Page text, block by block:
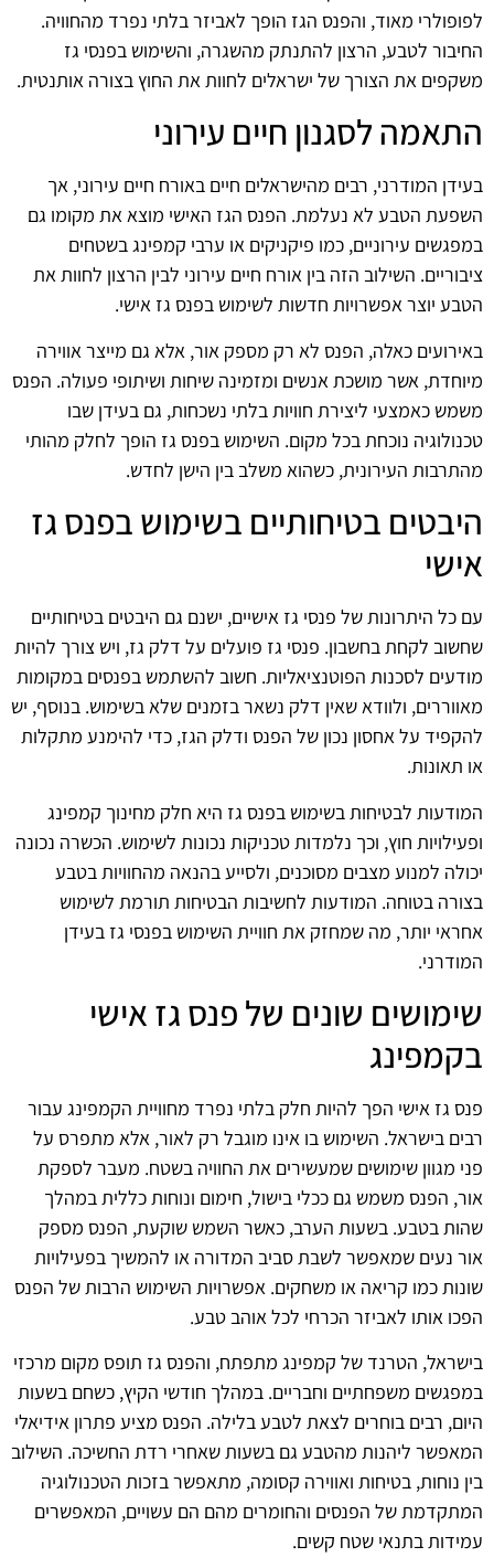
לפופולרי מאוד, והפנס הגז הופך לאביזר בלתי נפרד מהחוויה.
החיבור לטבע, הרצון להתנתק מהשגרה, והשימוש בפנסי גז
משקפים את הצורך של ישראלים לחוות את החוץ בצורה אותנטית.
התאמה לסגנון חיים עירוני
בעידן המודרני, רבים מהישראלים חיים באורח חיים עירוני, אך
השפעת הטבע לא נעלמת. הפנס הגז האישי מוצא את מקומו גם
במפגשים עירוניים, כמו פיקניקים או ערבי קמפינג בשטחים
ציבוריים. השילוב הזה בין אורח חיים עירוני לבין הרצון לחוות את
הטבע יוצר אפשרויות חדשות לשימוש בפנס גז אישי.
באירועים כאלה, הפנס לא רק מספק אור, אלא גם מייצר אווירה
מיוחדת, אשר מושכת אנשים ומזמינה שיחות ושיתופי פעולה. הפנס
משמש כאמצעי ליצירת חוויות בלתי נשכחות, גם בעידן שבו
טכנולוגיה נוכחת בכל מקום. השימוש בפנס גז הופך לחלק מהותי
מהתרבות העירונית, כשהוא משלב בין הישן לחדש.
היבטים בטיחותיים בשימוש בפנס גז
אישי
עם כל היתרונות של פנסי גז אישיים, ישנם גם היבטים בטיחותיים
שחשוב לקחת בחשבון. פנסי גז פועלים על דלק גז, ויש צורך להיות
מודעים לסכנות הפוטנציאליות. חשוב להשתמש בפנסים במקומות
מאווררים, ולוודא שאין דלק נשאר בזמנים שלא בשימוש. בנוסף, יש
להקפיד על אחסון נכון של הפנס ודלק הגז, כדי להימנע מתקלות
או תאונות.
המודעות לבטיחות בשימוש בפנס גז היא חלק מחינוך קמפינג
ופעילויות חוץ, וכך נלמדות טכניקות נכונות לשימוש. הכשרה נכונה
יכולה למנוע מצבים מסוכנים, ולסייע בהנאה מהחוויות בטבע
בצורה בטוחה. המודעות לחשיבות הבטיחות תורמת לשימוש
אחראי יותר, מה שמחזק את חוויית השימוש בפנסי גז בעידן
המודרני.
שימושים שונים של פנס גז אישי
בקמפינג
פנס גז אישי הפך להיות חלק בלתי נפרד מחוויית הקמפינג עבור
רבים בישראל. השימוש בו אינו מוגבל רק לאור, אלא מתפרס על
פני מגוון שימושים שמעשירים את החוויה בשטח. מעבר לספקת
אור, הפנס משמש גם ככלי בישול, חימום ונוחות כללית במהלך
שהות בטבע. בשעות הערב, כאשר השמש שוקעת, הפנס מספק
אור נעים שמאפשר לשבת סביב המדורה או להמשיך בפעילויות
שונות כמו קריאה או משחקים. אפשרויות השימוש הרבות של הפנס
הפכו אותו לאביזר הכרחי לכל אוהב טבע.
בישראל, הטרנד של קמפינג מתפתח, והפנס גז תופס מקום מרכזי
במפגשים משפחתיים וחבריים. במהלך חודשי הקיץ, כשחם בשעות
היום, רבים בוחרים לצאת לטבע בלילה. הפנס מציע פתרון אידיאלי
המאפשר ליהנות מהטבע גם בשעות שאחרי רדת החשיכה. השילוב
בין נוחות, בטיחות ואווירה קסומה, מתאפשר בזכות הטכנולוגיה
המתקדמת של הפנסים והחומרים מהם הם עשויים, המאפשרים
עמידות בתנאי שטח קשים.